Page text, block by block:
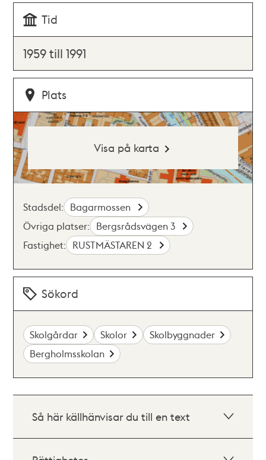
Tid
1959 till 1991
Plats
Visa på karta
Stadsdel: Bagarmossen
Övriga platser: Bergsrådsvägen 3
Fastighet: RUSTMÄSTAREN 2
Sökord
Skolgårdar Skolor
Skolbyggnader
Bergholmsskolan
Så här källhänvisar du till en text